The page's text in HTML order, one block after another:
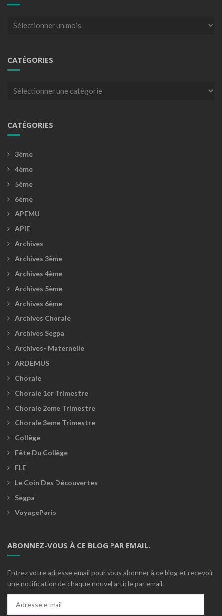
Archives
CATÉGORIES
Catégories
CATÉGORIES
3ème
4ème
5ème
6ème
APEMU
APIE
Archives
Archives 3ème
Archives 4ème
Archives 5ème
Archives 6ème
Archives Chorale
Archives Segpa
Archives- Maternelle
ARDEMUS
Chorale
Chorale 1er Trimestre
Chorale 2eme Trimestre
Chorale 3eme Trimestre
Collège
Fête Du Collège
FLE
Le Coin Des Découvertes
Segpa
VoyageParis
ABONNEZ-VOUS À CE BLOG PAR EMAIL.
Entrez votre adresse email pour vous abonner à ce blog et recevoir
une notification de chaque nouvel article par email.